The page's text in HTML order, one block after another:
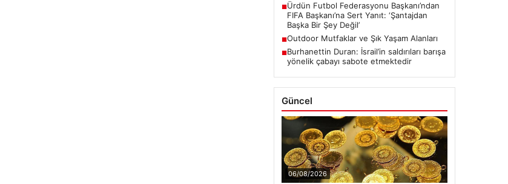
■Ürdün Futbol Federasyonu Başkanı’ndan
FIFA Başkanı’na Sert Yanıt: ‘Şantajdan
Başka Bir Şey Değil’
■Outdoor Mutfaklar ve Şık Yaşam Alanları
■Burhanettin Duran: İsrail’in saldırıları barışa
yönelik çabayı sabote etmektedir
Güncel
06/08/2026